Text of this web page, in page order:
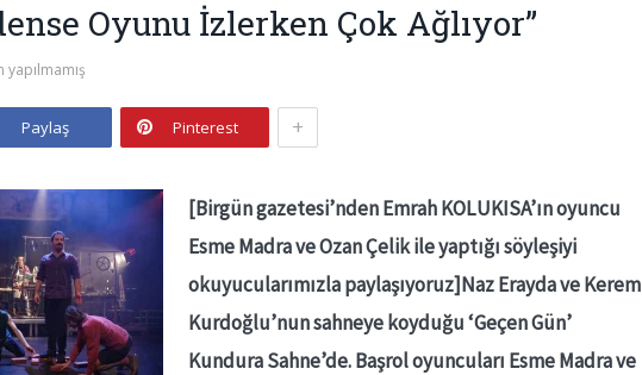
Oyunu İzlerken Çok Ağlıyor”
yapılmamış
Paylaş Pinterest +
[Birgün gazetesi’nden Emrah KOLUKISA’ın oyuncu
Esme Madra ve Ozan Çelik ile yaptığı söyleşiyi
okuyucularımızla paylaşıyoruz]Naz Erayda ve Kerem
Kurdoğlu’nun sahneye koyduğu ‘Geçen Gün’
Kundura Sahne’de. Başrol oyuncuları Esme Madra ve